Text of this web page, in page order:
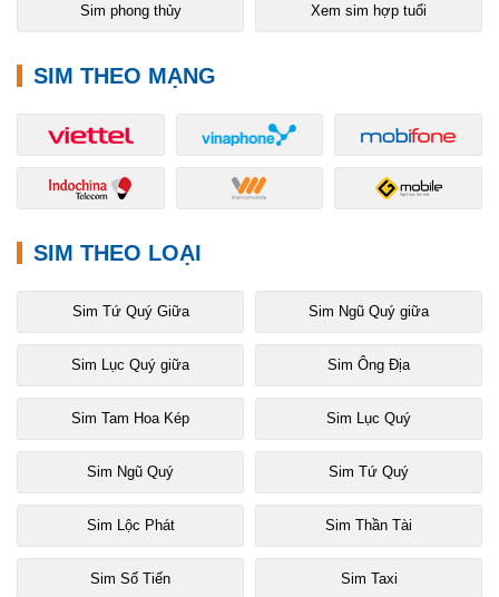
Sim phong thủy Xem sim hợp tuổi
SIM THEO MẠNG
SIM THEO LOẠI
Sim Tứ Quý Giữa Sim Ngũ Quý giữa
Sim Lục Quý giữa Sim Ông Địa
Sim Tam Hoa Kép Sim Lục Quý
Sim Ngũ Quý Sim Tứ Quý
Sim Lộc Phát Sim Thần Tài
Sim Số Tiến Sim Taxi